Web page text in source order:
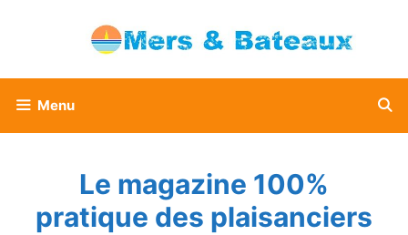
Menu
Le magazine 100%
pratique des plaisanciers